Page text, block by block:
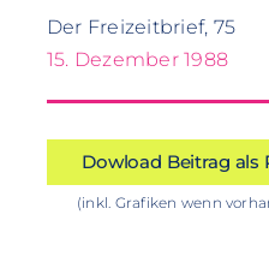
Der Freizeitbrief, 75
15. Dezember 1988
Dowload Beitrag als
(inkl. Grafiken wenn